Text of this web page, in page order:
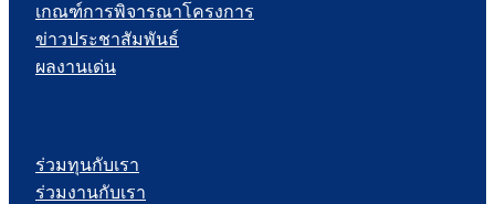
เกณฑ์การพิจารณาโครงการ
ข่าวประชาสัมพันธ์
ผลงานเด่น
ร่วมทุนกับเรา
ร่วมงานกับเรา